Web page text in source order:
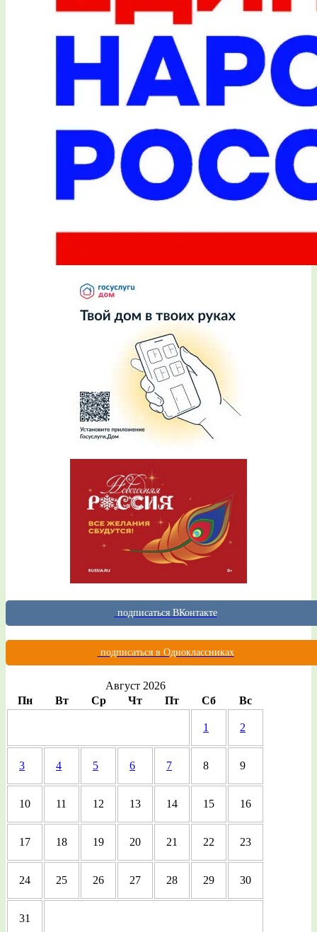
подписаться ВКонтакте
подписаться в Одноклассниках
Август 2026
Пн
Вт Ср Чт Пт Сб Вс
1 2
3 4 5 6 7 8 9
10 11 12 13 14 15 16
17 18 19 20 21 22 23
24 25 26 27 28 29 30
31